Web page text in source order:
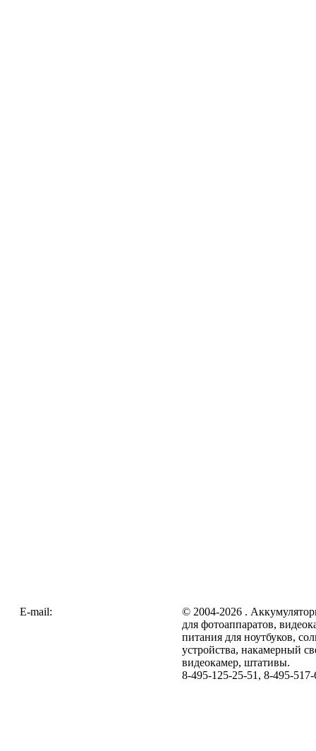
E-mail:
© 2004-2026 .
для фотоаппаратов,
питания для ноутбуков,
устройства, накамерный
видеокамер, штативы.
8-495-125-25-51, 8-495-